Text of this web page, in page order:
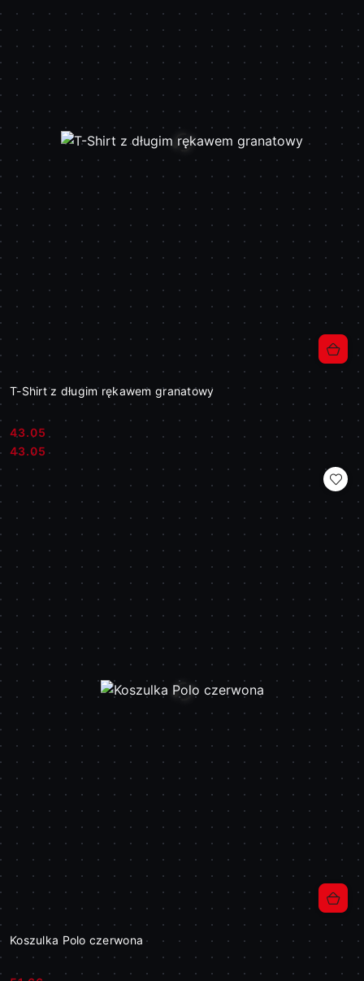
T-Shirt z długim rękawem granatowy
Cena:
43.05
Cena:
43.05
Koszulka Polo czerwona